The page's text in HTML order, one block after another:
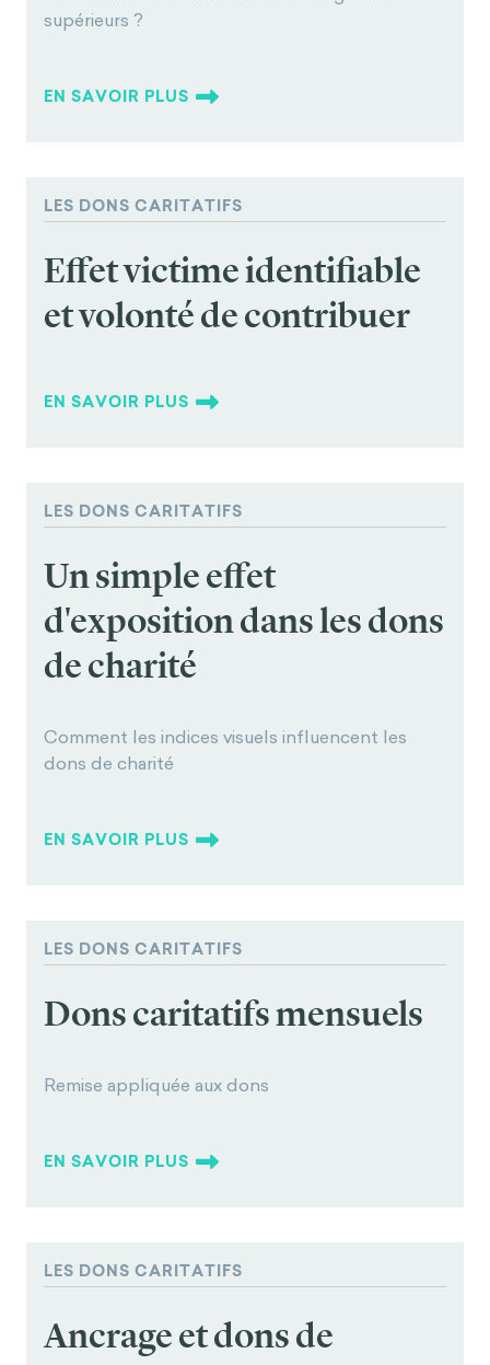
supérieurs ?
EN SAVOIR PLUS
LES DONS CARITATIFS
Effet victime identifiable
et volonté de contribuer
EN SAVOIR PLUS
LES DONS CARITATIFS
Un simple effet
d'exposition dans les dons
de charité
Comment les indices visuels influencent les
dons de charité
EN SAVOIR PLUS
LES DONS CARITATIFS
Dons caritatifs mensuels
Remise appliquée aux dons
EN SAVOIR PLUS
LES DONS CARITATIFS
Ancrage et dons de